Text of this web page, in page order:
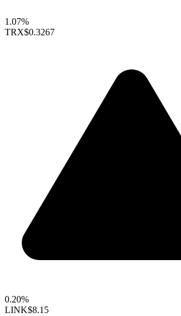
1.07%
TRX$0.3267
0.20%
LINK$8.15